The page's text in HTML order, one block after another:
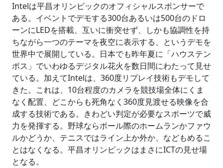
Intelは平昌オリンピックのオフィシャルスポンサーで
ある。イベントでデモする300台あるいは500台のドロ
ーンにLEDを搭載、互いに衝突せず、しかも協調性を持
ちながら一つのテーマを夜空に表示する、というデモを
世界中で展開している。日本でも昨年夏に「ハウステン
ボス」でいわゆるデジタル花火を数日間にわたって見せ
ている。加えてIntelは、360度リプレイ技術もデモして
きた。これは、10台程度のカメラを競技場全体にくま
なく配置、どこからも死角なく360度見渡せる映像を合
成する技術である。きわどい判定が必要なスポーツで威
力を発揮する。野球ならポール際のホームランかファウ
ルかどうか、テニスではライン上か外か、などもめるこ
とはなくなる。平昌オリンピックはまさにICTの見せ場
となる。